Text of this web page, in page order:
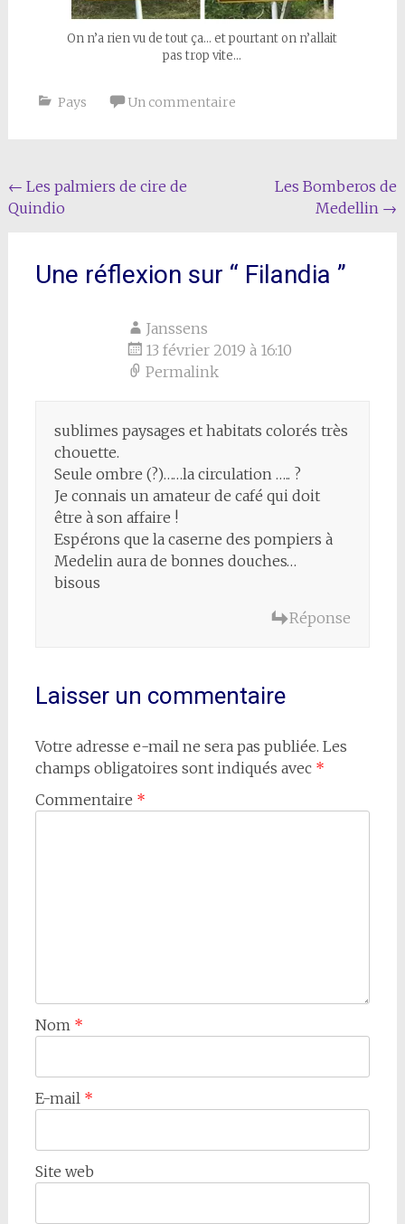
On n’a rien vu de tout ça… et pourtant on n’allait
pas trop vite…
Pays Un commentaire
Navigation
de
← Les palmiers de cire de
Quindio
Les Bomberos de
Medellin →
Une réflexion sur “ Filandia ”
Janssens
13 février 2019 à 16:10
Permalink
sublimes paysages et habitats colorés très
chouette.
Seule ombre (?)……la circulation ….. ?
Je connais un amateur de café qui doit
être à son affaire !
Espérons que la caserne des pompiers à
Medelin aura de bonnes douches…
bisous
Réponse
Laisser un commentaire
Votre adresse e-mail ne sera pas publiée. Les
champs obligatoires sont indiqués avec *
Commentaire *
Nom *
E-mail *
Site web